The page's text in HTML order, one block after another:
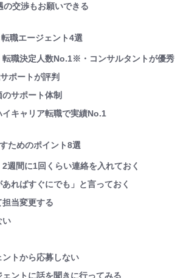
交渉もお願いできる
職エージェント4選
転職決定人数No.1※・コンサルタントが優秀
ポートが評判
サポート体制
キャリア転職で実績No.1
ためのポイント8選
週間に1回くらい連絡を入れておく
ればすぐにでも」と言っておく
当変更する
い
トから応募しない
ントに話を聞きに行ってみる